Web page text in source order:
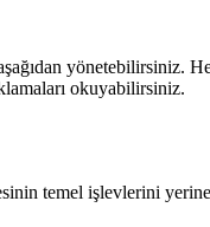
yönetebilirsiniz.
okuyabilirsiniz.
temel işlevlerini